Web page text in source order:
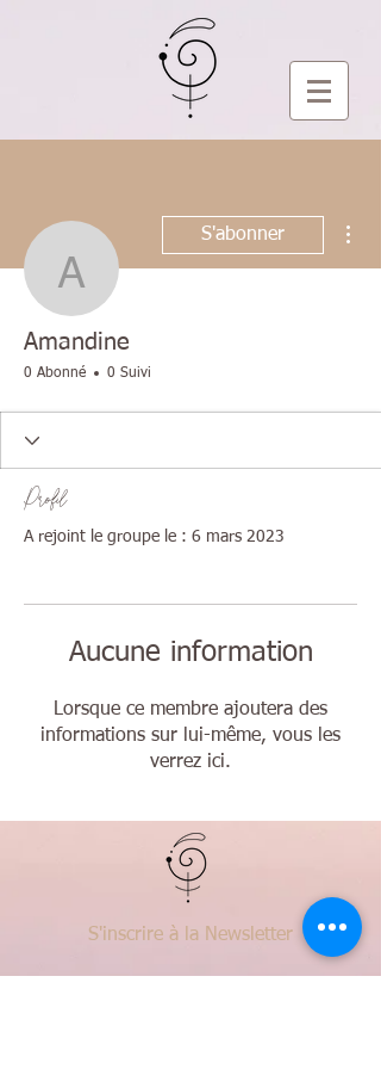
Amandine
S'abonner
Amandine
0 Abonné 0 Suivi
Profil
A rejoint le groupe le : 6 mars 2023
Aucune information
Lorsque ce membre ajoutera des
informations sur lui-même, vous les
verrez ici.
S'inscrire à la Newsletter